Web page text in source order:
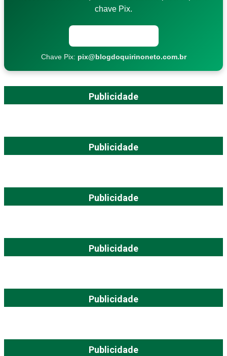
chave Pix.
Chave Pix: pix@blogdoquirinoneto.com.br
Publicidade
Publicidade
Publicidade
Publicidade
Publicidade
Publicidade